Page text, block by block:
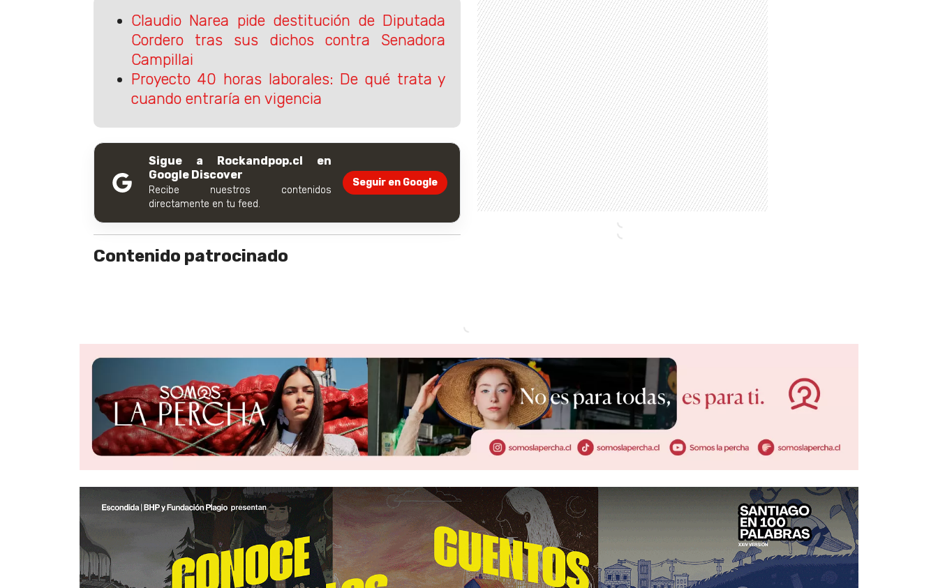
Claudio Narea pide destitución de Diputada
Cordero tras sus dichos contra Senadora
Campillai
Proyecto 40 horas laborales: De qué trata y
cuando entraría en vigencia
Sigue a Rockandpop.cl en
Google Discover
Recibe nuestros contenidos
directamente en tu feed.
Seguir en Google
Contenido patrocinado